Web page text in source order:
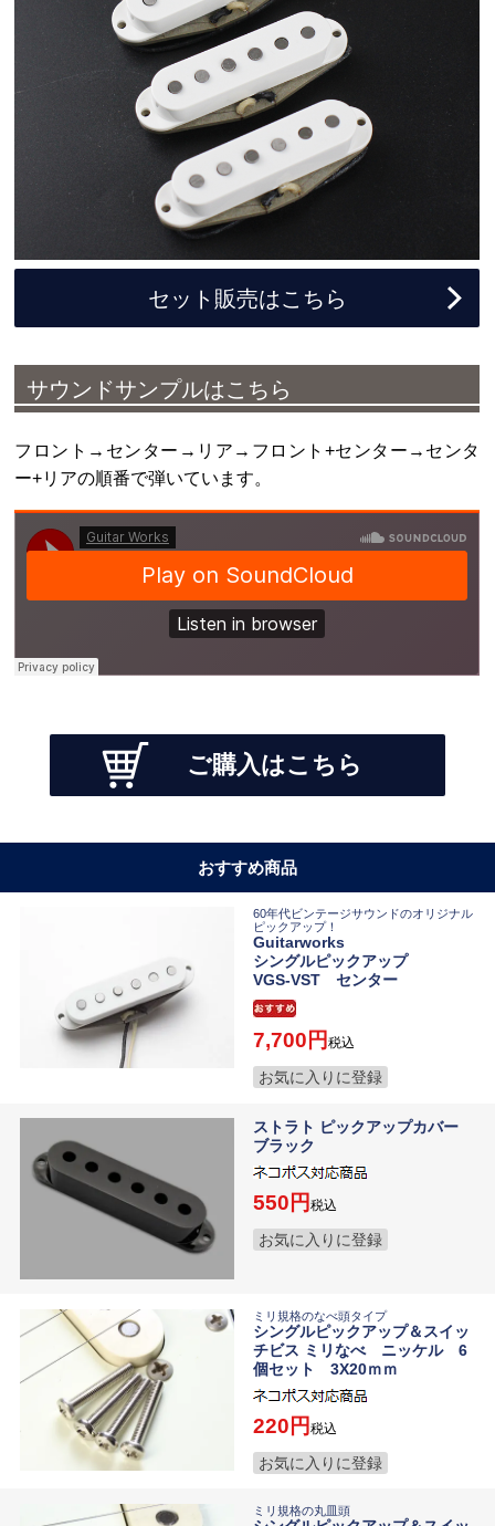
セット販売はこちら
サウンドサンプルはこちら
フロント→センター→リア→フロント+センター→センタ
ー+リアの順番で弾いています。
ご購入はこちら
おすすめ商品
60年代ビンテージサウンドのオリジナル
ピックアップ！
Guitarworks
シングルピックアップ
VGS-VST センター
7,700 税込
お気に入りに登録
ストラト ピックアップカバー
ブラック
550 税込
お気に入りに登録
ミリ規格のなべ頭タイプ
シングルピックアップ＆スイッ
チビス ミリなべ ニッケル 6
個セット 3X20ｍｍ
220 税込
お気に入りに登録
ミリ規格の丸皿頭